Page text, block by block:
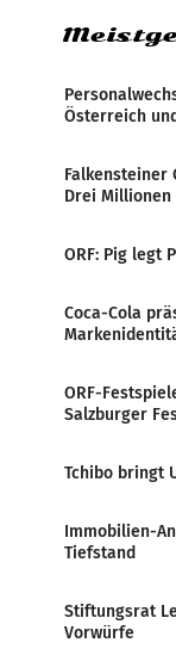
Österreich
Falkensteiner
Drei
ORF: Pig legt
Coca-Cola
ORF-
Salzburger
Tchibo bringt
Immobilien-
Tiefstand
Stiftungsrat
Vorwürfe